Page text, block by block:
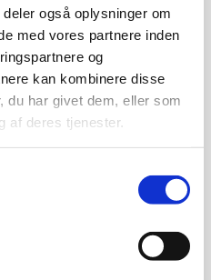
også oplysninger om
med vores partnere inden
og
kan kombinere disse
du har givet dem, eller som
af deres tjenester.